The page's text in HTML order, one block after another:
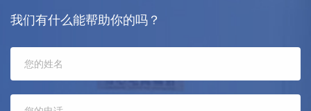
我们有什么能帮助你的吗？